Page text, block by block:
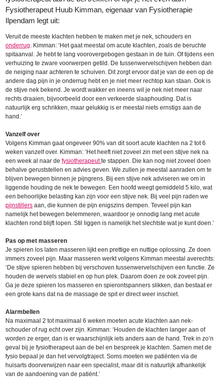
Fysiotherapeut Huub Kimman, eigenaar van Fysiotherapie
Ilpendam legt uit:
Veruit de meeste klachten hebben te maken met je nek, schouders en
onderrug. Kimman: ‘Het gaat meestal om acute klachten, zoals de beruchte
spitaanval. Je hebt te lang voorovergebogen gestaan in de tuin. Of tijdens een
verhuizing te zware voorwerpen getild. De tussenwervelschijven hebben dan
de neiging naar achteren te schuiven. Dit zorgt ervoor dat je van de een op de
andere dag pijn in je onderrug hebt en je niet meer rechtop kan staan. Ook is
de stijve nek bekend. Je wordt wakker en ineens wil je nek niet meer naar
rechts draaien, bijvoorbeeld door een verkeerde slaaphouding. Dat is
natuurlijk erg schrikken, maar gelukkig is er meestal niets ernstigs aan de
hand.’
Vanzelf over
Volgens Kimman gaat ongeveer 90% van dit soort acute klachten na 2 tot 6
weken vanzelf over. Kimman: ‘Het heeft niet zoveel zin met een stijve nek na
een week al naar defysiotherapeutte stappen. Die kan nog niet zoveel doen
behalve geruststellen en advies geven. We zullen je meestal aanraden om te
blijven bewegen binnen je pijngrens. Bij een stijve nek adviseren we om in
liggende houding de nek te bewegen. Een hoofd weegt gemiddeld 5 kilo, wat
een behoorlijke belasting kan zijn voor een stijve nek. Bij veel pijn raden we
pijnstillers aan, die kunnen de pijn enigszins dempen. Teveel pijn kan
namelijk het bewegen belemmeren, waardoor je onnodig lang met acute
klachten rond blijft lopen. Stil liggen is namelijk het slechtste wat je kunt doen.’
Pas op met masseren
Je spieren los laten masseren lijkt een prettige en nuttige oplossing. Ze doen
immers zoveel pijn. Maar masseren werkt volgens Kimman meestal averechts:
‘De stijve spieren hebben bij verschoven tussenwervelschijven een functie. Ze
houden de wervels stabiel en op hun plek. Daarom doen ze ook zoveel pijn.
Ga je deze spieren los masseren en spierontspanners slikken, dan bestaat er
een grote kans dat na de massage de spit er direct weer inschiet.
Alarmbellen
Na maximaal 2 tot maximaal 6 weken moeten acute klachten aan nek-
schouder of rug echt over zijn. Kimman: ‘Houden de klachten langer aan of
worden ze erger, dan is er waarschijnlijk iets anders aan de hand. Trek in zo’n
geval bij je fysiotherapeut aan de bel en bespreek je klachten. Samen met de
fysio bepaal je dan het vervolgtraject. Soms moeten we patiënten via de
huisarts doorverwijzen naar een specialist, maar dit is natuurlijk afhankelijk
van de aandoening van de patiënt.’